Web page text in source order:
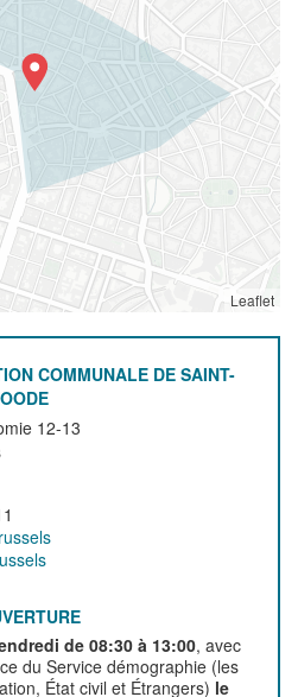
Leaflet
COMMUNALE DE SAINT-
12-13
de 08:30 à 13:00, avec
du Service démographie (les
État civil et Étrangers) le